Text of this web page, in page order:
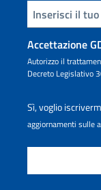
Inserisci la tua email
Accettazione
Autorizzo il
Decreto Legislativo
Sì, voglio
aggiornamenti sulle